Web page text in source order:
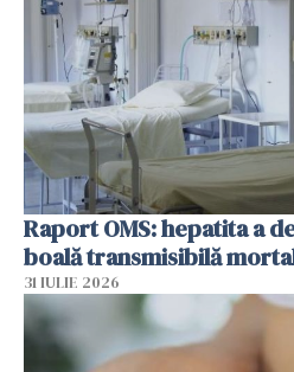
Raport OMS: hepatita a
boală transmisibilă
31 IULIE 2026